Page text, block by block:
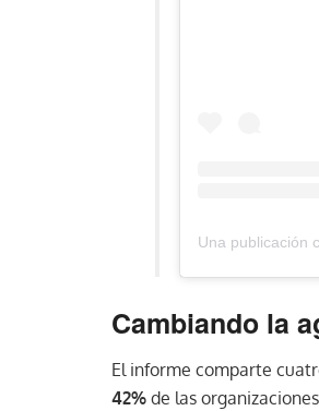
Cambiando la
El informe comparte
42% de las